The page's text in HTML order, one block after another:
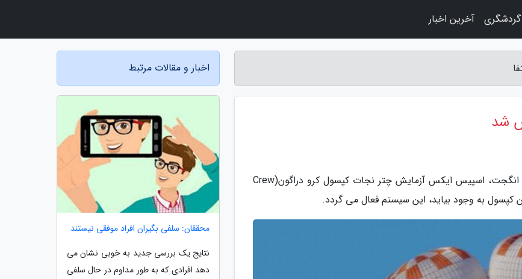
به گزارش مجله هاستفا، به گزارش خبرنگاران به نقل از انگجت، اسپیس ایکس آزمایش چتر نجات کپسول کرو دراگون(Crew
اخبار و مقالات مرتبط
محققان: سلفی بگیران افراد موفقی نیستند
نتایج یک بررسی جدید به خوبی نشان می
دهد افرادی که به طور مداوم در حال سلفی
گردشگری آخرین اخبار